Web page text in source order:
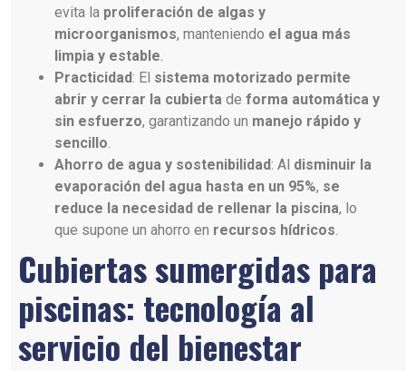
evita la proliferación de algas y
microorganismos, manteniendo el agua más
limpia y estable
Practicidad: El sistema motorizado permite
abrir y cerrar la cubierta de forma automática y
sin esfuerzo, garantizando un manejo rápido y
sencillo
Ahorro de agua y sostenibilidad: Al disminuir la
evaporación del agua hasta en un 95%, se
reduce la necesidad de rellenar la piscina, lo
que supone un ahorro en recursos hídricos
Cubiertas sumergidas para
piscinas: tecnología al
servicio del bienestar